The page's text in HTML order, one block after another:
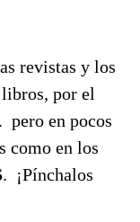
revistas y los
por el
en pocos
como en los
. ¡Pínchalos